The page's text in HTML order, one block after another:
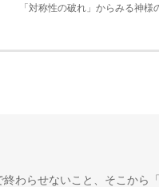
「対称性の破れ」からみる神様
わらせないこと、そこから